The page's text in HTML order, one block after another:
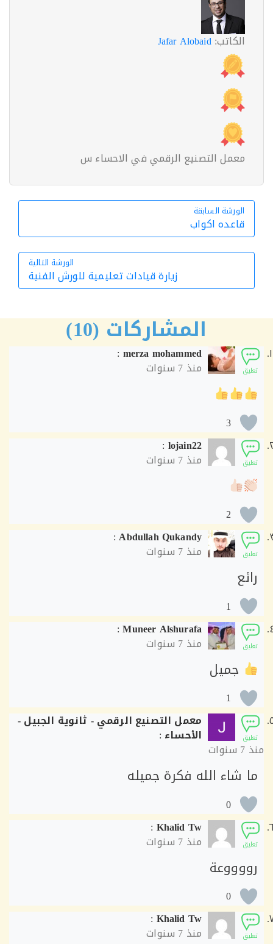
الكاتب:Jafar Alobaid
معمل التصنيع الرقمي في الاحساء س
الورشة السابقة
الورشة السابقة
قاعده اكواب
الورشة التالية
الورشة
زيارة قيادات تعليمية للورش الفنية
المشاركات (10)
merza mohammed
:
منذ7 سنوات
3
lojain22
:
منذ
2
Abdullah Qukandy
:
منذ7 سنوات
1
Muneer Alshurafa
:
منذ7 سنوات
جميل
1
معمل التصنيع الرقمي - ثانوية الجبيل -
الأحساء:
شاء الله فكرة جميله
0
Khalid Tw
:
منذ
0
Khalid Tw
:
منذ